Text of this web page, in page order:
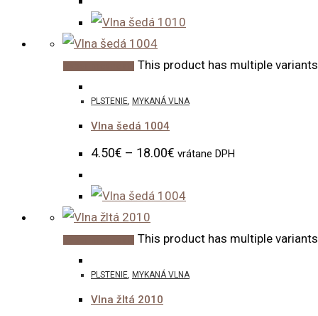
This product has multiple
PLSTENIE, MYKANÁ VLNA
Vlna šedá 1004
4.50€ – 18.00€ vrátane DPH
This product has multiple
PLSTENIE, MYKANÁ VLNA
Vlna žltá 2010